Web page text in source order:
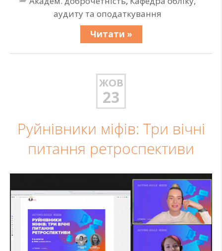
аудиту та оподаткування
Читати »
ЖОВ
23
Руйнівники міфів: Три вічні
питання ретроспективи